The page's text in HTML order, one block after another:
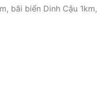
bãi biển Dinh Cậu 1km,